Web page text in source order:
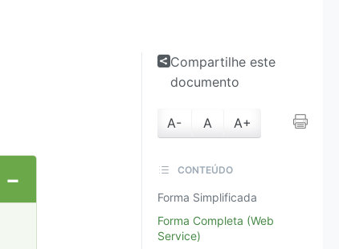
Compartilhe este
documento
A- A A+
CONTEÚDO
Forma Simplificada
Forma Completa (Web
Service)